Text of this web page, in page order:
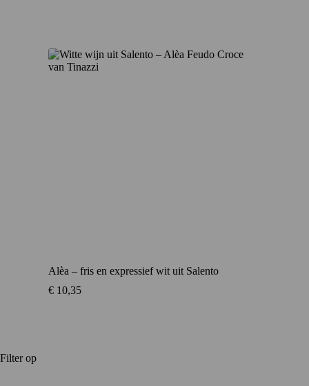
Alèa – fris en expressief wit uit Salento
€ 10,35
Filter op